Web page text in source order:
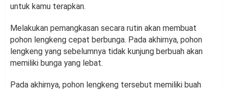
untuk kamu terapkan.
Melakukan pemangkasan secara rutin akan membuat
pohon lengkeng cepat berbunga. Pada akhirnya, pohon
lengkeng yang sebelumnya tidak kunjung berbuah akan
memiliki bunga yang lebat.
Pada akhirnya, pohon lengkeng tersebut memiliki buah